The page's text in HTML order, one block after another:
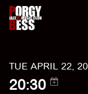
TUE APRIL 22,
20:30